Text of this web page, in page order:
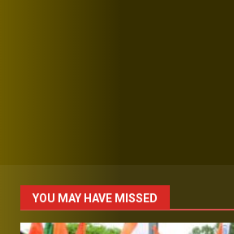
YOU MAY HAVE MISSED